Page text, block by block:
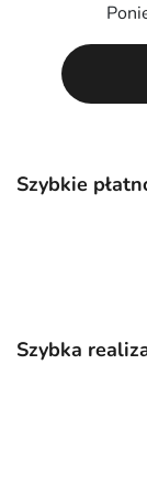
Szybkie
Szybka